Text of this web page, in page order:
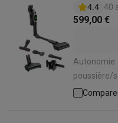
4.4 40
599,00 €
Autonomie:
poussière/
Oui |